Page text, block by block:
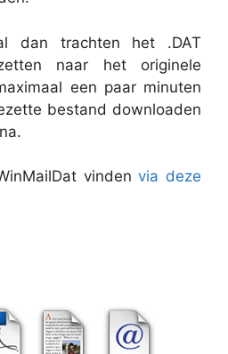
dan trachten het .DAT
naar het originele
een paar minuten
bestand downloaden
vindenvia deze